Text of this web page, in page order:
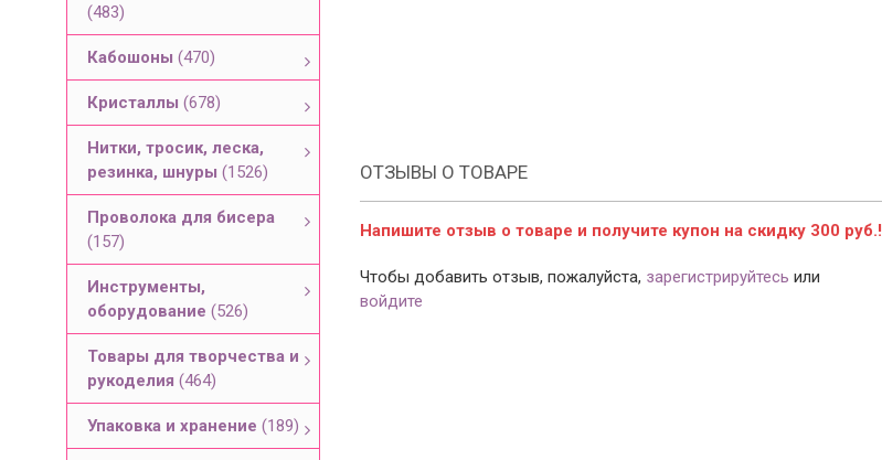
(483)
Кабошоны (470)
Кристаллы (678)
Нитки, тросик, леска,
резинка, шнуры (1526)
Проволока для бисера
(157)
Инструменты,
оборудование (526)
Товары для творчества и
рукоделия (464)
Упаковка и хранение (189)
ОТЗЫВЫ О ТОВАРЕ
Напишите отзыв о товаре и получите купон на скидку 300 руб.!
Чтобы добавить отзыв, пожалуйста, зарегистрируйтесь или
войдите